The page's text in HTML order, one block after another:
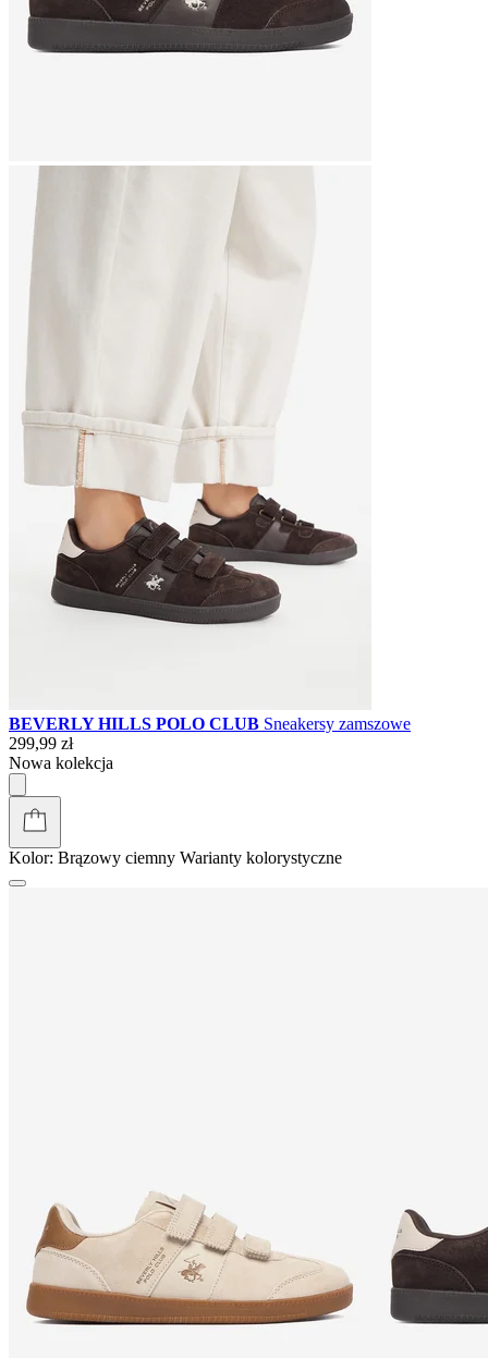
BEVERLY HILLS POLO CLUB Sneakersy zamszowe
299,99 zł
Nowa kolekcja
Kolor: Brązowy ciemny Warianty kolorystyczne